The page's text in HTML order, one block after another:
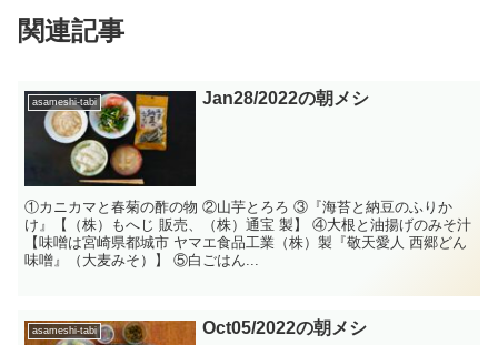
関連記事
asameshi-tabi Jan28/2022の朝メシ
①カニカマと春菊の酢の物 ②山芋とろろ ③『海苔と納豆のふりか
け』【（株）もへじ 販売、（株）通宝 製】 ④大根と油揚げのみそ汁
【味噌は宮崎県都城市 ヤマエ食品工業（株）製『敬天愛人 西郷どん
味噌』（大麦みそ）】 ⑤白ごはん...
asameshi-tabi Oct05/2022の朝メシ